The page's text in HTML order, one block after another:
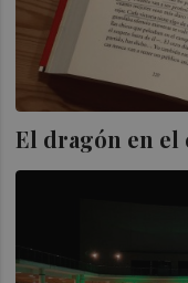
El dragón en el